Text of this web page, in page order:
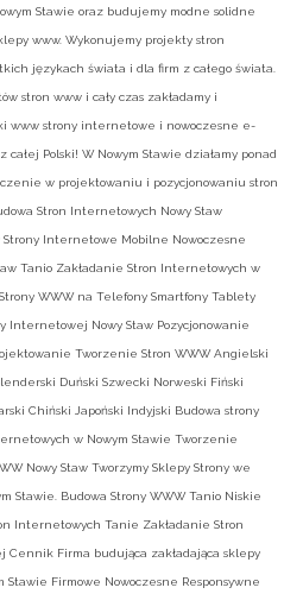
Stawie oraz budujemy modne solidne
www. Wykonujemy projekty stron
językach świata i dla firm z całego świata.
stron www i cały czas zakładamy i
www strony internetowe i nowoczesne e-
Polski! W Nowym Stawie działamy ponad
w projektowaniu i pozycjonowaniu stron
Stron Internetowych Nowy Staw
Strony Internetowe Mobilne Nowoczesne
Tanio Zakładanie Stron Internetowych w
WWW na Telefony Smartfony Tablety
Internetowej Nowy Staw Pozycjonowanie
Tworzenie Stron WWW Angielski
Duński Szwecki Norweski Fiński
Chiński Japoński Indyjski Budowa strony
w Nowym Stawie Tworzenie
Nowy Staw Tworzymy Sklepy Strony we
Stawie. Budowa Strony WWW Tanio Niskie
Internetowych Tanie Zakładanie Stron
Firma budująca zakładająca sklepy
Firmowe Nowoczesne Responsywne